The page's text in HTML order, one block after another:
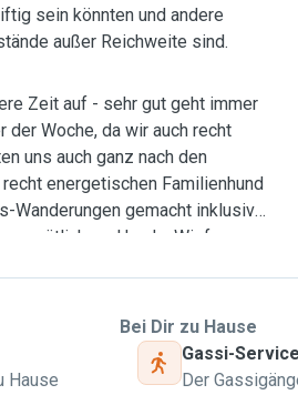
sein könnten und andere
außer Reichweite sind.
Zeit auf - sehr gut geht immer
der Woche, da wir auch recht
uns auch ganz nach den
energetischen Familienhund
Wanderungen gemacht inklusive
Hunde. Wir freuen
Hause
Bei Dir zu Hause
Gassi-Service
Der